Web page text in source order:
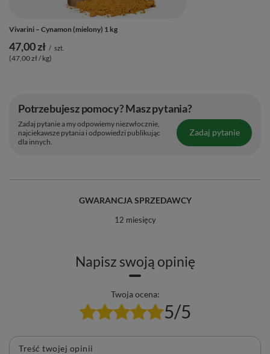
Vivarini – Cynamon (mielony) 1 kg
47,00 zł / szt.
(47,00 zł / kg)
Potrzebujesz pomocy? Masz pytania?
Zadaj pytanie a my odpowiemy niezwłocznie,
najciekawsze pytania i odpowiedzi publikując
dla innych.
Zadaj pytanie
GWARANCJA SPRZEDAWCY
12 miesięcy
Napisz swoją opinię
Twoja ocena:
5/5
Treść twojej opinii